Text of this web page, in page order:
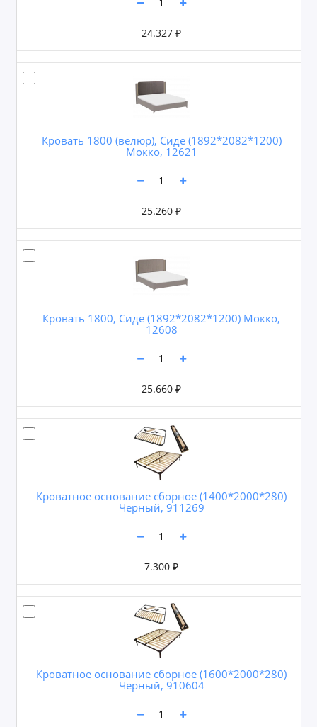
24.327 ₽
Кровать 1800 (велюр), Сиде (1892*2082*1200)
Мокко, 12621
25.260 ₽
Кровать 1800, Сиде (1892*2082*1200) Мокко,
12608
25.660 ₽
Кроватное основание сборное (1400*2000*280)
Черный, 911269
7.300 ₽
Кроватное основание сборное (1600*2000*280)
Черный, 910604